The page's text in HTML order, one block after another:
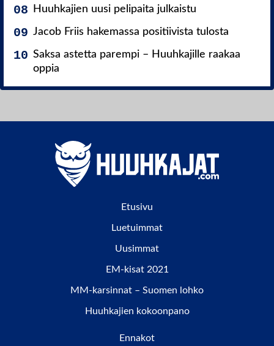
Huuhkajien uusi pelipaita julkaistu
Jacob Friis hakemassa positiivista tulosta
Saksa astetta parempi – Huuhkajille raakaa
oppia
Etusivu
Luetuimmat
Uusimmat
EM-kisat 2021
MM-karsinnat – Suomen lohko
Huuhkajien kokoonpano
Ennakot